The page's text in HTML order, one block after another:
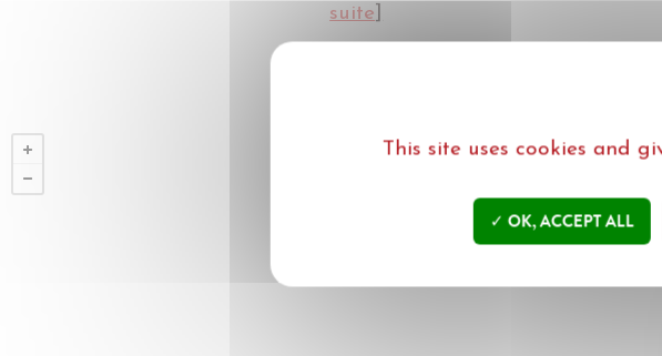
suite
This site uses cookies and
OK, ACCEPT ALL